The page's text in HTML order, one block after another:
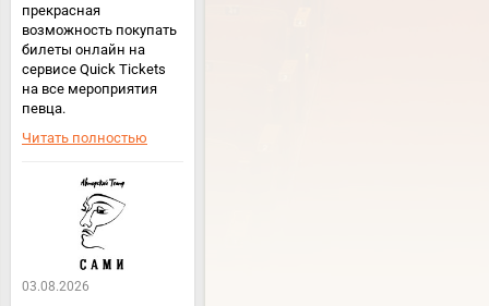
прекрасная
возможность покупать
билеты онлайн на
сервисе Quick Tickets
на все мероприятия
певца.
Читать полностью
03.08.2026